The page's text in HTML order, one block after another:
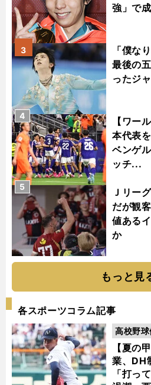
強」で
「僕な
最後の
ったジ
3
【ワー
本代表
ベンゲ
ッチ...
4
Ｊリー
だが観
値ある
か
5
もっと見
各スポーツコラム記事
【夏の
業、DH
「打っ
高校野